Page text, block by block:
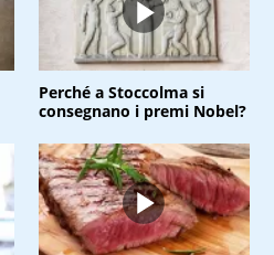
Perché a Stoccolma si
consegnano i premi Nobel?